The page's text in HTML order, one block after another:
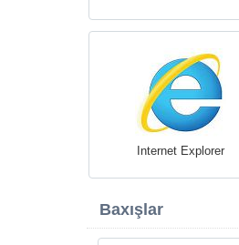
Internet Explorer
Baxışlar